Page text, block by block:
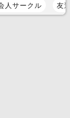
人サークル 友